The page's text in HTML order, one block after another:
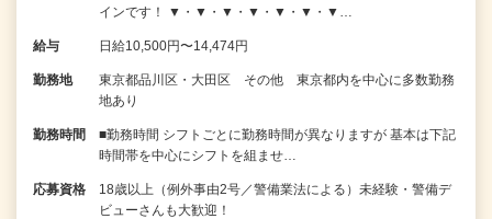
インです！ ▼・▼・▼・▼・▼・▼・▼…
給与 日給10,500円〜14,474円
勤務地
東京都品川区・大田区 その他 東京都内を中心に多数勤務
地あり
勤務時間
■勤務時間 シフトごとに勤務時間が異なりますが 基本は下記
時間帯を中心にシフトを組ませ…
応募資格
18歳以上（例外事由2号／警備業法による）未経験・警備デ
ビューさんも大歓迎！